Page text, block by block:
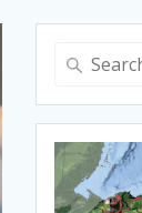
Search